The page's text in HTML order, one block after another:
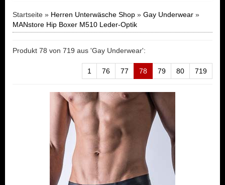
Startseite » Herren Unterwäsche Shop » Gay Underwear »
MANstore Hip Boxer M510 Leder-Optik
Produkt 78 von 719 aus 'Gay Underwear':
1 76 77 78 79 80 719